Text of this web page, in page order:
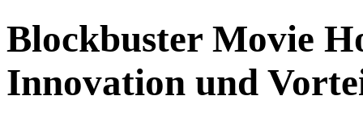
Blockbuster Movie
Innovation und